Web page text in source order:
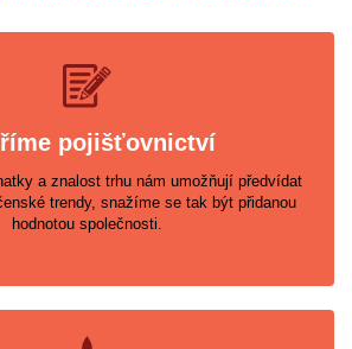
pojišťovnictví
a znalost trhu nám umožňují předvídat
trendy, snažíme se tak být přidanou
hodnotou společnosti.